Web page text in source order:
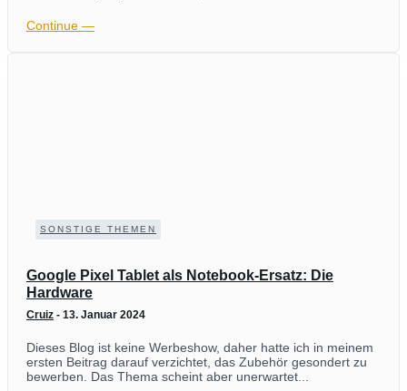
Continue ―
SONSTIGE THEMEN
Google Pixel Tablet als Notebook-Ersatz: Die
Hardware
Cruiz - 13. Januar 2024
Dieses Blog ist keine Werbeshow, daher hatte ich in meinem
ersten Beitrag darauf verzichtet, das Zubehör gesondert zu
bewerben. Das Thema scheint aber unerwartet...